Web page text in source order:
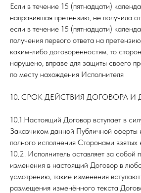
Если в течение 15 (пятнадцати)
направившая претензию, не получила
если в течение 15 (пятнадцати)
получения первого ответа на
каким-либо договоренностям, то
нарушено, вправе для защиты своего
по месту нахождения Исполнителя
10. СРОК ДЕЙСТВИЯ ДОГОВОРА И
10.1.Настоящий Договор вступает в
Заказчиком данной Публичной оферты
полного исполнения Сторонами взятых
10.2. Исполнитель оставляет за собой
изменения в настоящий Договор в
усмотрению, такие изменения
размещения изменённого текста